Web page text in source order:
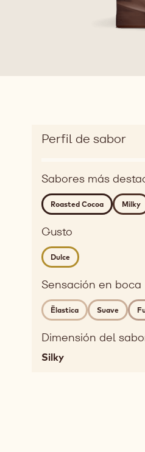
Perfil de sabor
taste
dairy,
roasted,
golden
Detailed
roasted
cocoa,
milky,
spicy,
classic
Sensación
en
Sabores más
Roasted Cocoa Milky
Gusto
Dulce
Sensación en boca
Ëlastica Suave
Dimensión del
Silky